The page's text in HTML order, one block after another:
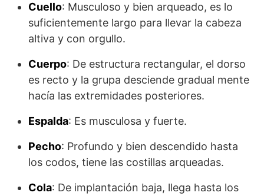
Cuello: Musculoso y bien arqueado, es lo
suficientemente largo para llevar la ca­beza
altiva y con orgullo.
Cuerpo: De estructura rectangular, el dorso
es recto y la grupa desciende gradual mente
hacía las extremidades posteriores.
Espalda: Es musculosa y fuerte.
Pecho: Profundo y bien descendido hasta
los codos, tiene las costillas arqueadas.
Cola: De implantación baja, llega hasta los